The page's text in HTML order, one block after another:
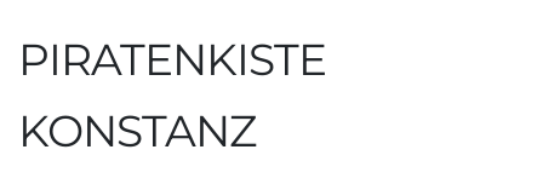
PIRATENKISTE
KONSTANZ